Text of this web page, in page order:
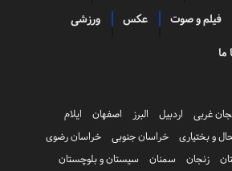
فیلم و صوت عکس ورزشی
ما
غربی اردبیل البرز اصفهان
ایلام
و بختیاری خراسان جنوبی
خراسان رضوی
زنجان سمنان
سیستان و بلوچستان